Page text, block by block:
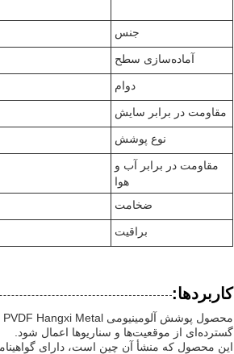
جنس
آماده‌سازی سطح
دوام
مقاومت در برابر سایش
نوع پوشش
مقاومت در برابر آب و
هوا
ضخامت
براقیت
کاربردها:
گسترده‌ای از موقعیت‌ها و سناریوها اعمال شود.